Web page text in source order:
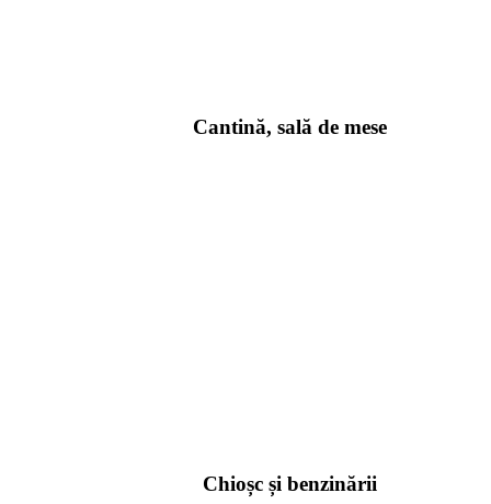
Cantină, sală de mese
Chioșc și benzinării